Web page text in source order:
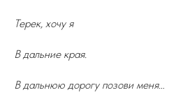
Терек, хочу я
В дальние края.
В дальнюю дорогу позови меня…